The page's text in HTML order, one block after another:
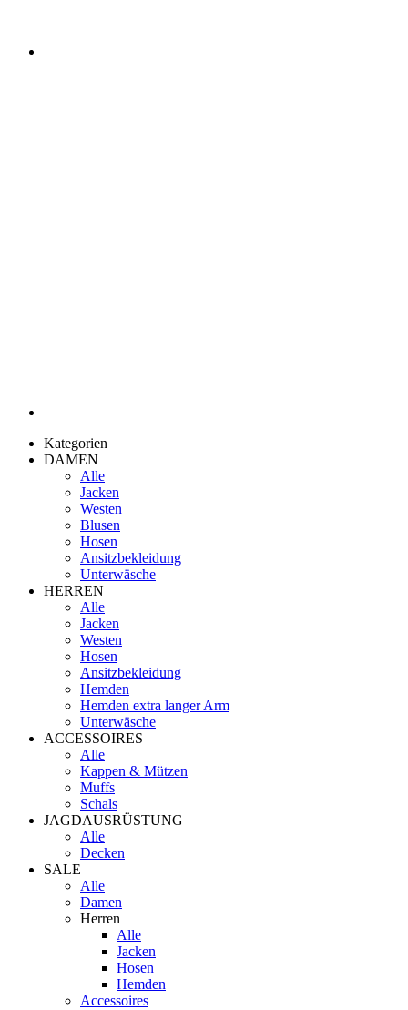
Kategorien
DAMEN
Alle
Jacken
Westen
Blusen
Hosen
Ansitzbekleidung
Unterwäsche
HERREN
Alle
Jacken
Westen
Hosen
Ansitzbekleidung
Hemden
Hemden extra langer Arm
Unterwäsche
ACCESSOIRES
Alle
Kappen & Mützen
Muffs
Schals
JAGDAUSRÜSTUNG
Alle
Decken
SALE
Alle
Damen
Herren
Alle
Jacken
Hosen
Hemden
Accessoires